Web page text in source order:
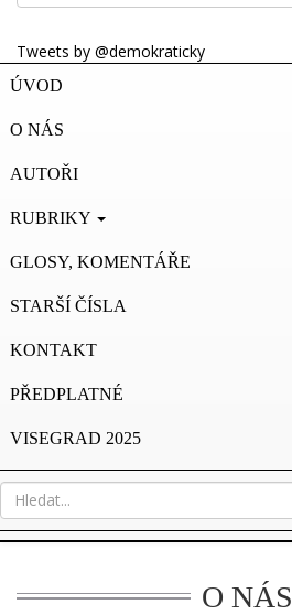
Tweets by @demokraticky
ÚVOD
O NÁS
AUTOŘI
RUBRIKY
GLOSY, KOMENTÁŘE
STARŠÍ ČÍSLA
KONTAKT
PŘEDPLATNÉ
VISEGRAD 2025
O NÁS